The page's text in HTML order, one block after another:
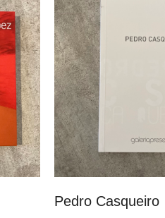
Pedro Casqueiro